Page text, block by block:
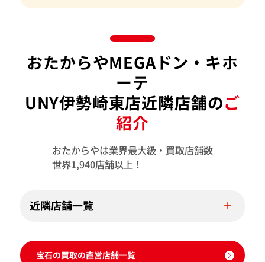
おたからやMEGAドン・キホ
ーテ
UNY伊勢崎東店近隣店舗のご
紹介
おたからやは業界最大級・買取店舗数
世界1,940店舗以上！
近隣店舗一覧
宝石の買取の直営店舗一覧